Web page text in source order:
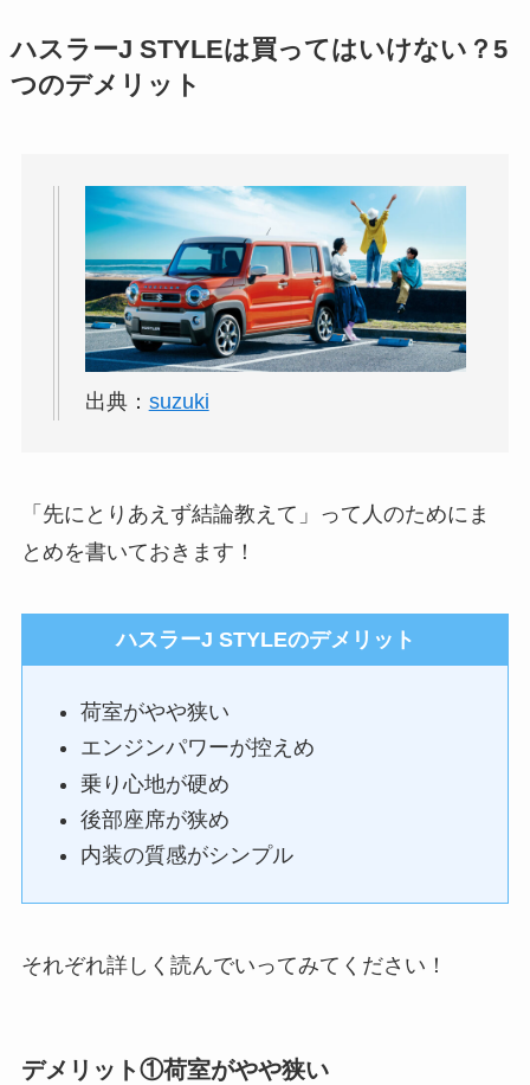
ハスラーJ STYLEは買ってはいけない？5
つのデメリット
出典： suzuki
「先にとりあえず結論教えて」って人のためにま
とめを書いておきます！
ハスラーJ STYLEのデメリット
荷室がやや狭い
エンジンパワーが控えめ
乗り心地が硬め
後部座席が狭め
内装の質感がシンプル
それぞれ詳しく読んでいってみてください！
デメリット①荷室がやや狭い